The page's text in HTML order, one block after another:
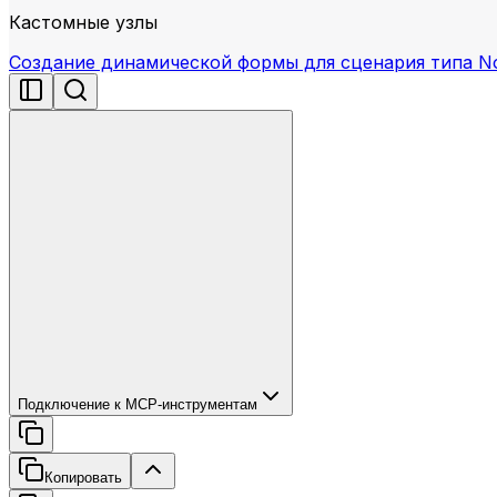
Кастомные узлы
Создание динамической формы для сценария типа
Подключение к MCP-инструментам
Копировать